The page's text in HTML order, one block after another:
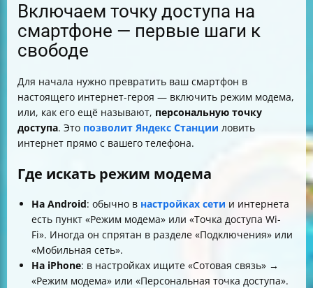
точки доступа
Совместимость и требования к устройствам
Краткая инструкция для подключения Яндекс
Станции к интернету через смартфон
Визуальные материалы для наглядности
Терминология без запутанности
Включаем точку доступа на
смартфоне — первые шаги к
свободе
Для начала нужно превратить ваш смартфон в
настоящего интернет-героя — включить режим модема,
или, как его ещё называют, персональную точку
доступа. Это позволит Яндекс Станции ловить
интернет прямо с вашего телефона.
Где искать режим модема
На Android: обычно в настройках сети и интернета
есть пункт «Режим модема» или «Точка доступа Wi-
Fi». Иногда он спрятан в разделе «Подключения» или
«Мобильная сеть».
На iPhone: в настройках ищите «Сотовая связь» →
«Режим модема» или «Персональная точка доступа».